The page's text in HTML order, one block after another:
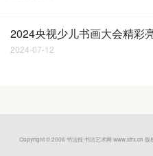
2024央视少儿书画大会精彩
2024-07-12
Copyright © 2006 书法报·书法艺术网 www.sfrx.cn 版